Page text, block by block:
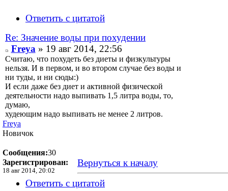
Ответить с цитатой
Re: Значение воды при похудении
Freya» 19 авг 2014, 22:56
Считаю, что похудеть без диеты и физкультуры
нельзя. И в первом, и во втором случае без воды и
ни туды, и ни сюды:)
И если даже без диет и активной физической
деятельности надо выпивать 1,5 литра воды, то,
думаю,
худеющим надо выпивать не менее 2 литров.
Freya
Новичок
Сообщения:30
Зарегистрирован:
18 авг 2014, 20:02
Вернуться к началу
Ответить с цитатой